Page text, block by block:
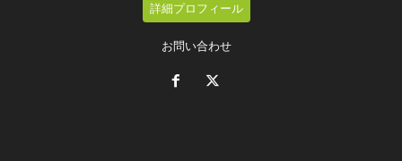
詳細プロフィール
お問い合わせ